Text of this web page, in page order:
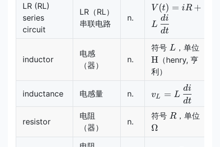
LR (RL)
series
circuit
LR（RL）
串联电路
n.
{dt}
V (t) = iR +
L
dt
di
inductor
电感
（器）
n.
符号 L
L ，单位
H （henry, 亨
利）
inductance 电感量 n.
{dt}
vL = L
dt
di
resistor
电阻
（器）
n.
符号 R
R，单位
Ω